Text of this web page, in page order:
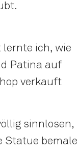
ich, wie
Patina auf
verkauft
sinnlosen,
Statue